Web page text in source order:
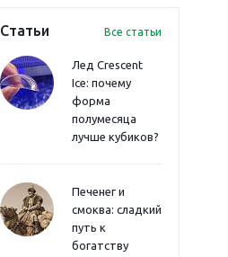
Статьи Все статьи
Лед Crescent
Ice: почему
форма
полумесяца
лучше кубиков?
Печенег и
смоква: сладкий
путь к
богатству